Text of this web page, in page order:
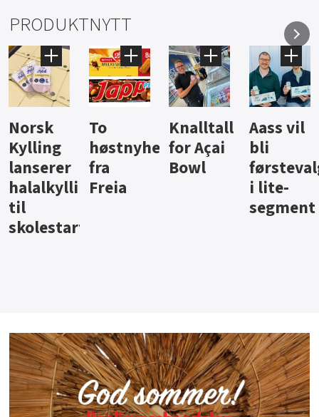
PRODUKTNYTT
Knalltall
for Açai
Bowl
Aass vil
bli
førstevalg
i lite-
Brus og
jus fra
Berentsen
Hard
iste fra
Hansa